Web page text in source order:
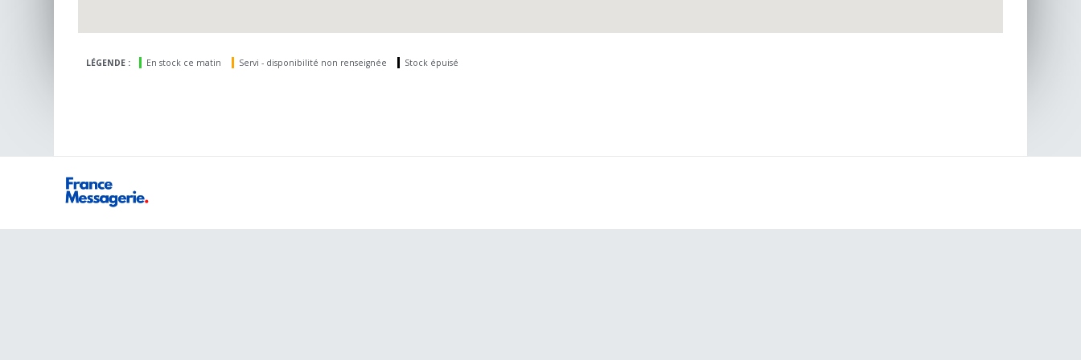
LÉGENDE : En stock ce matin Servi - disponibilité non renseignée Stock épuisé